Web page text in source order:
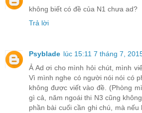
không biết có đề của N1 chưa ad?
Trả lời
Psyblade lúc 15:11 7 tháng 7,
Ả Ad ơi cho mình hỏi chút, mình
Vì mình nghe có người nói nói có
không được viết vào đề. (Phòng
gì cả, năm ngoái thi N3 cũng
phần bài cuối cần ghi chú, mà